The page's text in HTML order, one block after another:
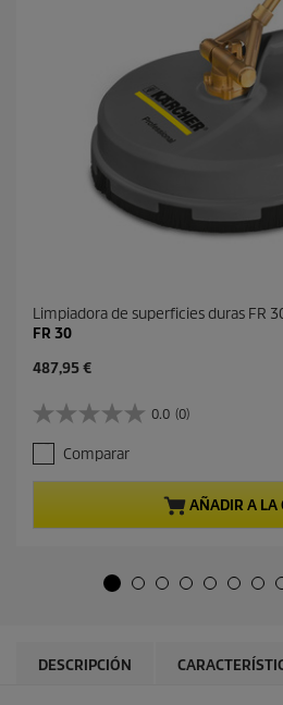
Limpiadora de superficies duras FR
FR 30
P
e
c
i
o
a
t
487,95 €
0.0 (0)
0
.
0
d
Comparar
AÑADIR A LA
DESCRIPCIÓN